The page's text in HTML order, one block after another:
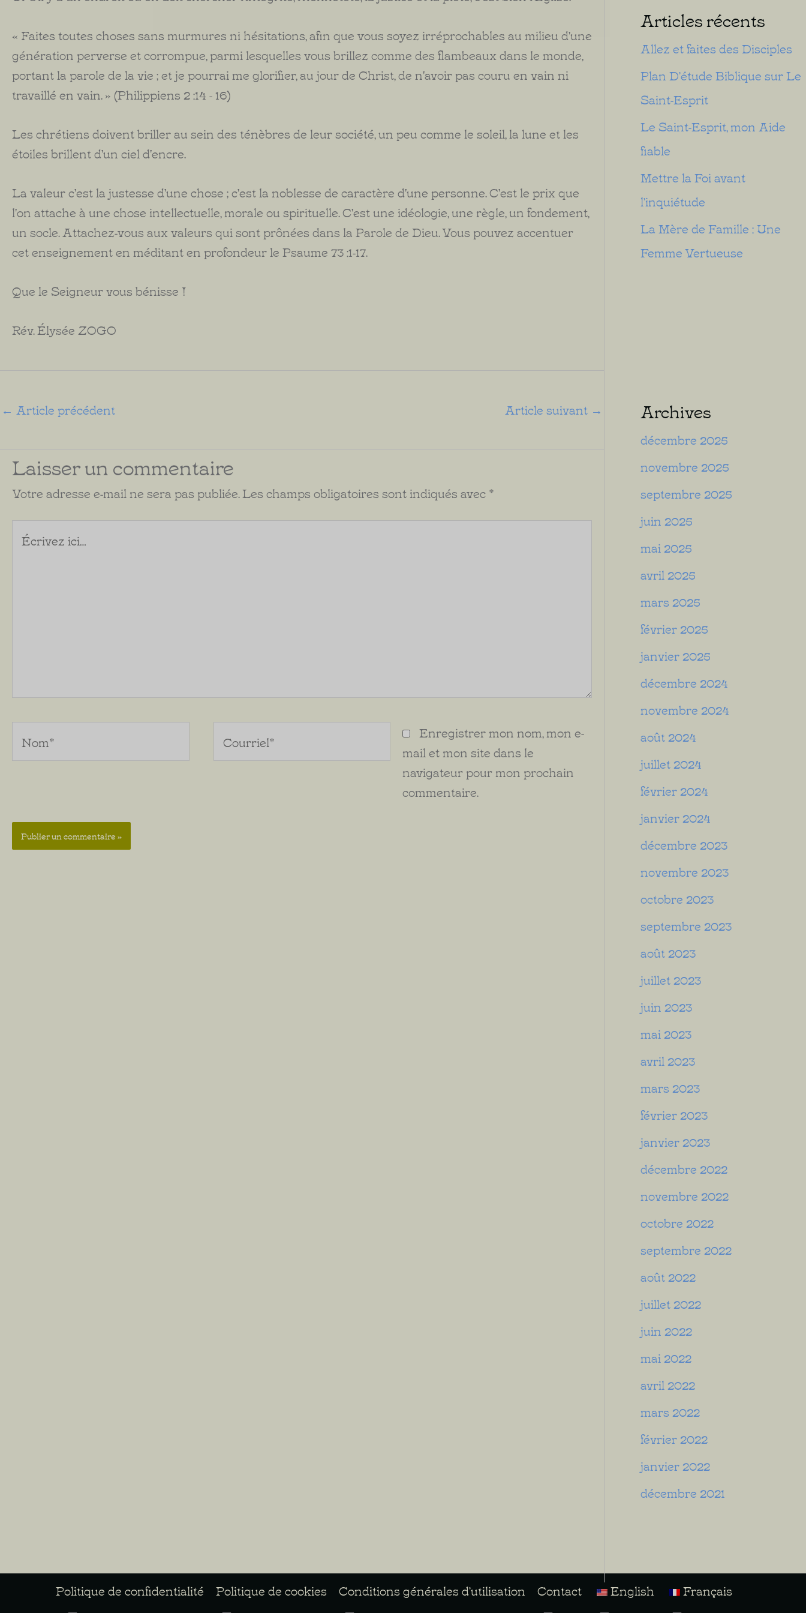
« Faites toutes choses sans murmures ni hésitations, afin que vous soyez irréprochables au milieu d'une
génération perverse et corrompue, parmi lesquelles vous brillez comme des flambeaux dans le monde,
portant la parole de la vie ; et je pourrai me glorifier, au jour de Christ, de n'avoir pas couru en vain ni
travaillé en vain. » (Philippiens 2 :14 - 16)
Les chrétiens doivent briller au sein des ténèbres de leur société, un peu comme le soleil, la lune et les
étoiles brillent d'un ciel d'encre.
La valeur c'est la justesse d'une chose ; c'est la noblesse de caractère d'une personne. C'est le prix que
l'on attache à une chose intellectuelle, morale ou spirituelle. C'est une idéologie, une règle, un fondement,
un socle. Attachez-vous aux valeurs qui sont prônées dans la Parole de Dieu. Vous pouvez accentuer
cet enseignement en méditant en profondeur le Psaume 73 :1-17.
Que le Seigneur vous bénisse !
Rév. Élysée ZOGO
← Article précédent Article suivant →
Laisser un commentaire
Votre adresse e-mail ne sera pas publiée.Les champs obligatoires sont indiqués avec *
Écrivez
ici…
Enregistrer mon nom, mon e-
mail et mon site dans le
navigateur pour mon prochain
commentaire.
Articles récents
Allez et faites des Disciples
Plan D’étude Biblique sur Le
Saint-Esprit
Le Saint-Esprit, mon Aide
fiable
Mettre la Foi avant
l’inquiétude
La Mère de Famille : Une
Femme Vertueuse
Archives
décembre 2025
novembre 2025
septembre 2025
juin 2025
mai 2025
avril 2025
mars 2025
février 2025
janvier 2025
décembre 2024
novembre 2024
août 2024
juillet 2024
février 2024
janvier 2024
décembre 2023
novembre 2023
octobre 2023
septembre 2023
août 2023
juillet 2023
juin 2023
mai 2023
avril 2023
mars 2023
février 2023
janvier 2023
décembre 2022
novembre 2022
octobre 2022
septembre 2022
août 2022
juillet 2022
juin 2022
mai 2022
avril 2022
mars 2022
février 2022
janvier 2022
décembre 2021
Politique de confidentialité Politique de cookies Conditions générales d’utilisation Contact English Français